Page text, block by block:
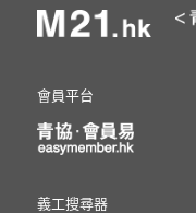
會員平台
義工搜尋器